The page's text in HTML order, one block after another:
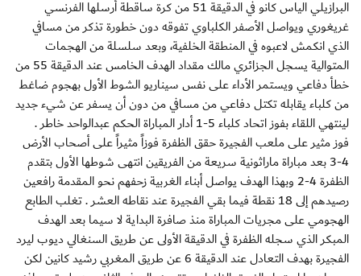
البرازيلي الياس كانو في الدقيقة 51 من كرة ساقطة أرسلها الفرنسي
غريغوري ويواصل الأصفر الكلباوي تفوقه دون خطورة تذكر من مسافي
الذي انكمش لاعبوه في المنطقة الخلفية، وبعد سلسلة من الهجمات
المتوالية يسجل الجزائري مالك مقداد الهدف الخامس عند الدقيقة 55 من
خطأ دفاعي ويستمر الأداء على نفس سيناريو الشوط الأول بهجوم ضاغط
من كلباء يقابله تكتل دفاعي من مسافي من دون أن يسفر عن شيء جديد
لينتهي اللقاء بفوز اتحاد كلباء 5-1 أدار المباراة الحكم عبدالواحد خاطر .
فوز مثير على ملعب الفجيرة حقق الظفرة فوزاً مثيراً على أصحاب الأرض
4-3 بعد مباراة ماراثونية سريعة من الفريقين انتهى شوطها الأول بتقدم
الظفرة 4-2 وبهذا الهدف يواصل أبناء الغربية زحفهم نحو المقدمة رافعين
رصيدهم إلى 18 نقطة فيما بقي الفجيرة عند نقاطه العشر . تغلب الطابع
الهجومي على مجريات المباراة منذ صافرة البداية لا سيما بعد الهدف
المبكر الذي سجله الظفرة في الدقيقة الأولى عن طريق السنغالي ديوب ليرد
الفجيرة بهدف التعادل عند الدقيقة 6 عن طريق المغربي رشيد كانين لكن